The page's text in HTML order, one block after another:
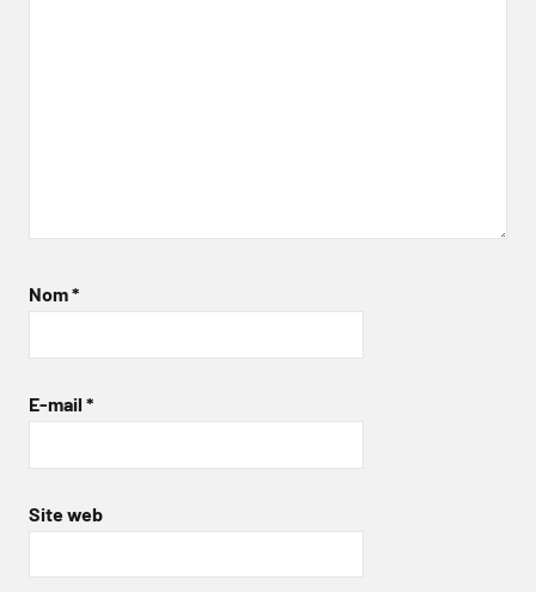
Nom*
E-mail *
Site web